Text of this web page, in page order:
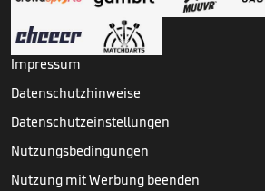
Impressum
Datenschutzhinweise
Datenschutzeinstellungen
Nutzungsbedingungen
Nutzung mit Werbung beenden